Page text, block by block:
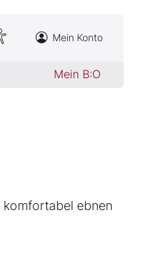
Mein Konto
Mein B:O
ebnen